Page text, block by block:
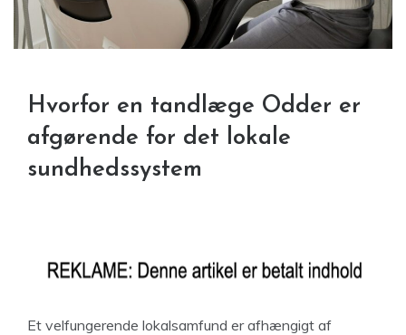
Hvorfor en tandlæge Odder er
afgørende for det lokale
sundhedssystem
Et velfungerende lokalsamfund er afhængigt af